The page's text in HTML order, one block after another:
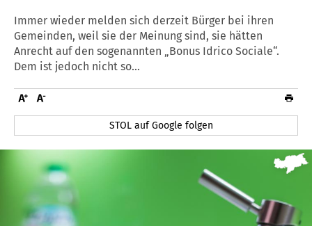
Immer wieder melden sich derzeit Bürger bei ihren
Gemeinden, weil sie der Meinung sind, sie hätten
Anrecht auf den sogenannten „Bonus Idrico Sociale“.
Dem ist jedoch nicht so...
STOL auf Google folgen